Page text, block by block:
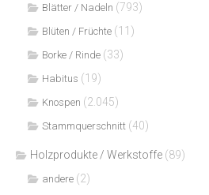
Blätter / Nadeln (793)
Blüten / Früchte (11)
Borke / Rinde (33)
Habitus (19)
Knospen (2.045)
Stammquerschnitt (40)
Holzprodukte / Werkstoffe (89)
andere (2)